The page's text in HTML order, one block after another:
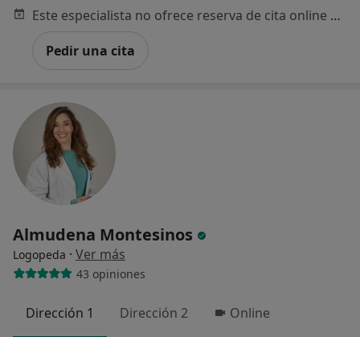
Este especialista no ofrece reserva de cita online en esta dirección.
Pedir una cita
Almudena Montesinos
Logopeda · Ver más
43 opiniones
Dirección 1 Dirección 2 Online